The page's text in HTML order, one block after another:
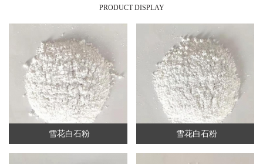
PRODUCT DISPLAY
雪花白石粉 雪花白石粉